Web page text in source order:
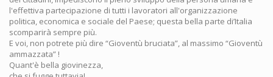
l'effettiva partecipazione di tutti i lavoratori all'organizzazione
politica, economica e sociale del Paese; questa bella parte di’Italia
scomparirà sempre più.
E voi, non potrete più dire “Gioventù bruciata”, al massimo “Gioventù
ammazzata” !
Quant'è bella giovinezza,